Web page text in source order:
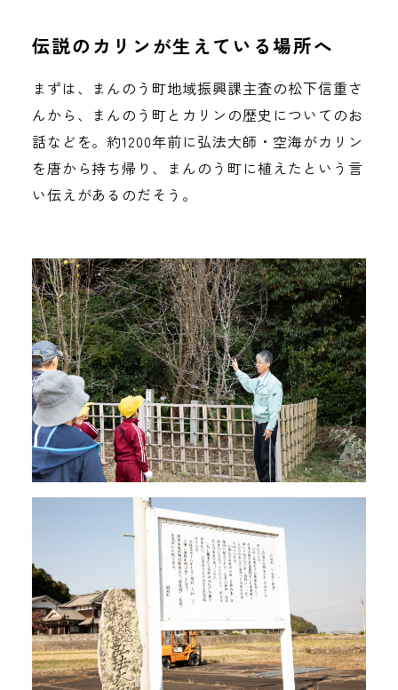
伝説のカリンが生えている場所へ
まずは、まんのう町地域振興課主査の松下信重さ
んから、まんのう町とカリンの歴史についてのお
話などを。約1200年前に弘法大師・空海がカリン
を唐から持ち帰り、まんのう町に植えたという言
い伝えがあるのだそう。